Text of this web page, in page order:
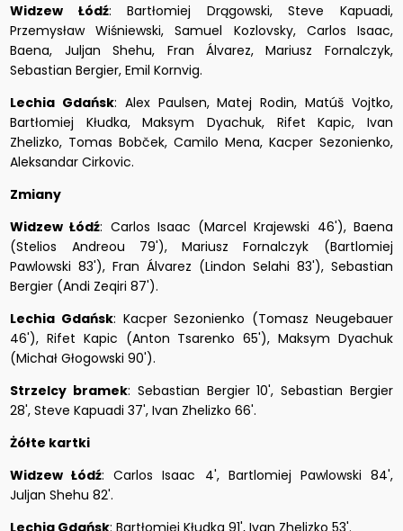
Widzew Łódź: Bartłomiej Drągowski, Steve Kapuadi,
Przemysław Wiśniewski, Samuel Kozlovsky, Carlos Isaac,
Baena, Juljan Shehu, Fran Álvarez, Mariusz Fornalczyk,
Sebastian Bergier, Emil Kornvig.
Lechia Gdańsk: Alex Paulsen, Matej Rodin, Matúš Vojtko,
Bartłomiej Kłudka, Maksym Dyachuk, Rifet Kapic, Ivan
Zhelizko, Tomas Bobček, Camilo Mena, Kacper Sezonienko,
Aleksandar Cirkovic.
Zmiany
Widzew Łódź: Carlos Isaac (Marcel Krajewski 46'), Baena
(Stelios Andreou 79'), Mariusz Fornalczyk (Bartlomiej
Pawlowski 83'), Fran Álvarez (Lindon Selahi 83'), Sebastian
Bergier (Andi Zeqiri 87').
Lechia Gdańsk: Kacper Sezonienko (Tomasz Neugebauer
46'), Rifet Kapic (Anton Tsarenko 65'), Maksym Dyachuk
(Michał Głogowski 90').
Strzelcy bramek: Sebastian Bergier 10', Sebastian Bergier
28', Steve Kapuadi 37', Ivan Zhelizko 66'.
Żółte kartki
Widzew Łódź: Carlos Isaac 4', Bartlomiej Pawlowski 84',
Juljan Shehu 82'.
Lechia Gdańsk: Bartłomiej Kłudka 91', Ivan Zhelizko 53'.